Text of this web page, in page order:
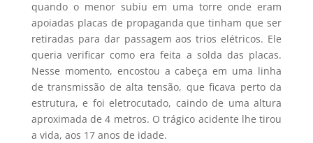
quando o menor subiu em uma torre onde eram
apoiadas placas de propaganda que tinham que ser
retiradas para dar passagem aos trios elétricos. Ele
queria verificar como era feita a solda das placas.
Nesse momento, encostou a cabeça em uma linha
de transmissão de alta tensão, que ficava perto da
estrutura, e foi eletrocutado, caindo de uma altura
aproximada de 4 metros. O trágico acidente lhe tirou
a vida, aos 17 anos de idade.